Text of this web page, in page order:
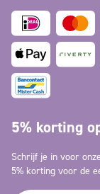
5% korting
Schrijf je in voor
5% korting voor de